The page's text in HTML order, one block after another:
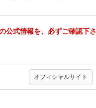
公式情報を、必ずご確認下さ
オフィシャルサイト